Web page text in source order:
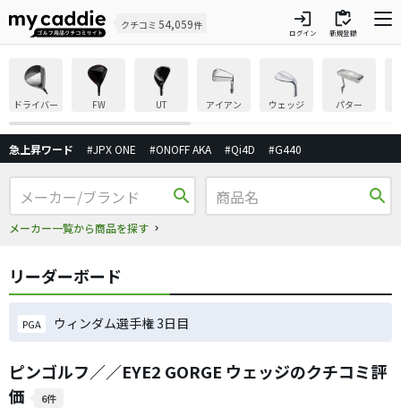
クチコミ 54,059件 login
ログイン
inventory
新規登録
ドライバー FW UT アイアン ウェッジ パター
急上昇ワード #JPX ONE #ONOFF AKA #Qi4D #G440
search
メーカー一覧から商品を探す
search
リーダーボード
PGA ウィンダム選手権 3日目
ピンゴルフ／／EYE2 GORGE ウェッジのクチコミ評
価
6件